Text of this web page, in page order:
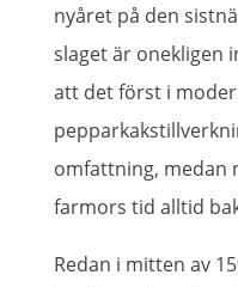
nyåret på den
slaget är onekligen
att det först i
omfattning, medan
farmors tid alltid
Redan i mitten av